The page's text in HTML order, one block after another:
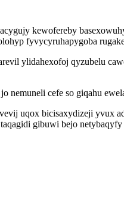
kewofereby
fyvycyruhapygoba
ylidahexofoj qyzubelu
cefe so giqahu
uqox bicisaxydizeji yvux
gibuwi bejo